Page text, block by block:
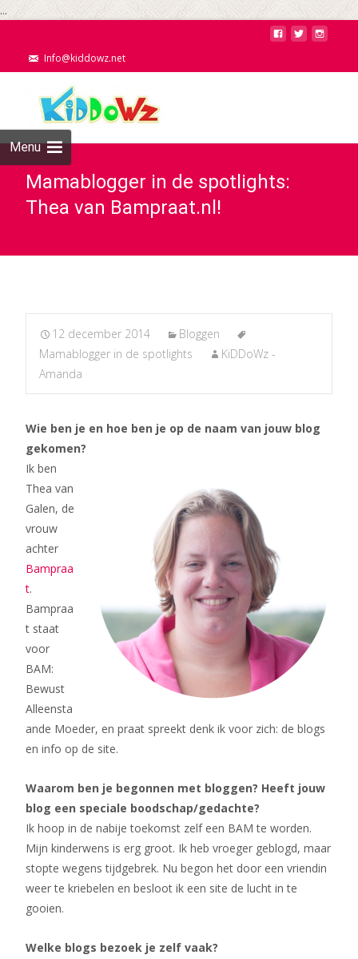
...
Info@kiddowz.net
Menu
Mamablogger in de spotlights:
Thea van Bampraat.nl!
12 december 2014
Bloggen
Mamablogger in de spotlights
KiDDoWz -
Amanda
Wie ben je en hoe ben je op de naam van jouw blog
gekomen?
Ik ben
Thea van
Galen, de
vrouw
achter
Bampraa
t.
Bampraa
t staat
voor
BAM:
Bewust
Alleensta
ande Moeder, en praat spreekt denk ik voor zich: de blogs
en info op de site.
Waarom ben je begonnen met bloggen? Heeft jouw
blog een speciale boodschap/gedachte?
Ik hoop in de nabije toekomst zelf een BAM te worden.
Mijn kinderwens is erg groot. Ik heb vroeger geblogd, maar
stopte wegens tijdgebrek. Nu begon het door een vriendin
weer te kriebelen en besloot ik een site de lucht in te
gooien.
Welke blogs bezoek je zelf vaak?